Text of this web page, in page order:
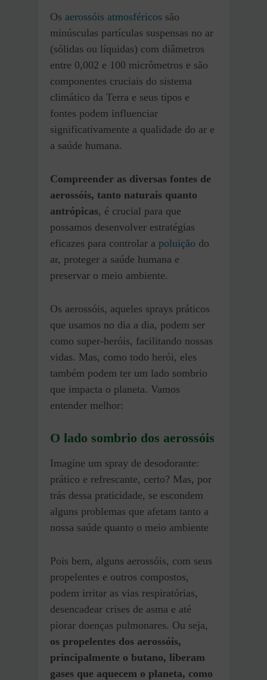
Os aerossóis atmosféricos são
minúsculas partículas suspensas no ar
(sólidas ou líquidas) com diâmetros
entre 0,002 e 100 micrômetros e são
componentes cruciais do sistema
climático da Terra e seus tipos e
fontes podem influenciar
significativamente a qualidade do ar e
a saúde humana.
Compreender as diversas fontes de
aerossóis, tanto naturais quanto
antrópicas, é crucial para que
possamos desenvolver estratégias
eficazes para controlar a poluição do
ar, proteger a saúde humana e
preservar o meio ambiente.
Os aerossóis, aqueles sprays práticos
que usamos no dia a dia, podem ser
como super-heróis, facilitando nossas
vidas. Mas, como todo herói, eles
também podem ter um lado sombrio
que impacta o planeta. Vamos
entender melhor:
O lado sombrio dos aerossóis
Imagine um spray de desodorante:
prático e refrescante, certo? Mas, por
trás dessa praticidade, se escondem
alguns problemas que afetam tanto a
nossa saúde quanto o meio ambiente
Pois bem, alguns aerossóis, com seus
propelentes e outros compostos,
podem irritar as vias respiratórias,
desencadear crises de asma e até
piorar doenças pulmonares. Ou seja,
os propelentes dos aerossóis,
principalmente o butano, liberam
gases que aquecem o planeta, como